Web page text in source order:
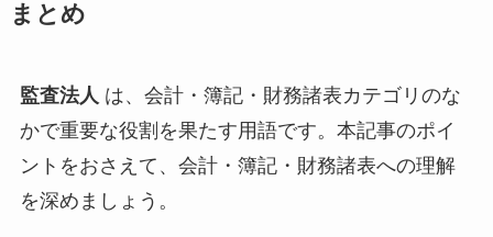
まとめ
監査法人 は、会計・簿記・財務諸表カテゴリのな
かで重要な役割を果たす用語です。本記事のポイ
ントをおさえて、会計・簿記・財務諸表への理解
を深めましょう。